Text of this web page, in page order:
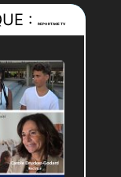
ou
? Car la
est
font
et
entre
:REPORTAGE TV